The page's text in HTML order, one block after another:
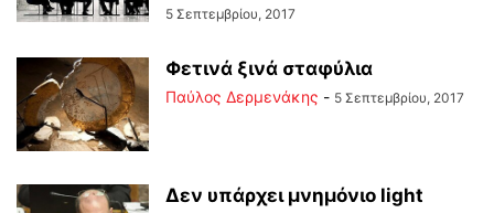
5 Σεπτεμβρίου, 2017
Φετινά ξινά σταφύλια
Παύλος Δερμενάκης - 5 Σεπτεμβρίου, 2017
Δεν υπάρχει μνημόνιο light